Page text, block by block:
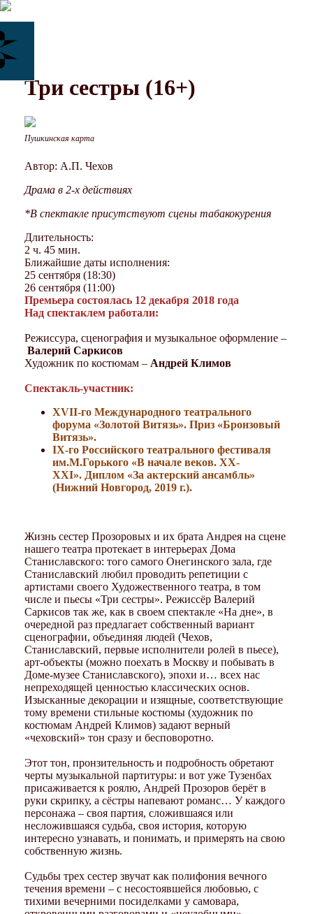
Три сестры (16+)
Пушкинская карта
Автор: А.П. Чехов
Драма в 2-х действиях
*В спектакле присутствуют сцены табакокурения
Длительность:
2 ч. 45 мин.
Ближайшие даты исполнения:
25 сентября (18:30)
26 сентября (11:00)
Премьера состоялась 12 декабря 2018 года
Над спектаклем работали:
Режиссура, сценография и музыкальное оформление –
Валерий Саркисов
Художник по костюмам – Андрей Климов
Спектакль-участник:
ХVII-го Международного театрального
форума «Золотой Витязь». Приз «Бронзовый
Витязь».
IХ-го Российского театрального фестиваля
им.М.Горького «В начале веков. ХХ-
ХХI». Диплом «За актерский ансамбль»
(Нижний Новгород, 2019 г.).
Жизнь сестер Прозоровых и их брата Андрея на сцене
нашего театра протекает в интерьерах Дома
Станиславского: того самого Онегинского зала, где
Станиславский любил проводить репетиции с
артистами своего Художественного театра, в том
числе и пьесы «Три сестры». Режиссёр Валерий
Саркисов так же, как в своем спектакле «На дне», в
очередной раз предлагает собственный вариант
сценографии, объединяя людей (Чехов,
Станиславский, первые исполнители ролей в пьесе),
арт-объекты (можно поехать в Москву и побывать в
Доме-музее Станиславского), эпохи и… всех нас
непреходящей ценностью классических основ.
Изысканные декорации и изящные, соответствующие
тому времени стильные костюмы (художник по
костюмам Андрей Климов) задают верный
«чеховский» тон сразу и бесповоротно.
Этот тон, пронзительность и подробность обретают
черты музыкальной партитуры: и вот уже Тузенбах
присаживается к роялю, Андрей Прозоров берёт в
руки скрипку, а сёстры напевают романс… У каждого
персонажа – своя партия, сложившаяся или
несложившаяся судьба, своя история, которую
интересно узнавать, и понимать, и примерять на свою
собственную жизнь.
Судьбы трех сестер звучат как полифония вечного
течения времени – с несостоявшейся любовью, с
тихими вечерними посиделками у самовара,